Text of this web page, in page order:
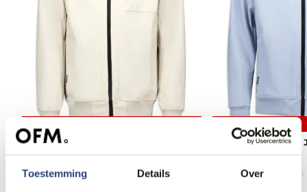
Toestemming Details Over
Airforce Softshell Jack
179,95
89,95
Airforce Softshell
179,95
89,95